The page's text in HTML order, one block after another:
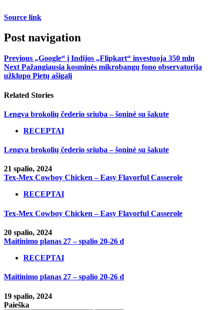
Source link
Post navigation
Previous „Google“ į Indijos „Flipkart“ investuoja 350 mln
Next Pažangiausia kosminės mikrobangų fono observatorija
užklupo Pietų ašigalį
Related Stories
Lengva brokolių čederio sriuba – šoninė su šakute
RECEPTAI
Lengva brokolių čederio sriuba – šoninė su šakute
21 spalio, 2024
Tex-Mex Cowboy Chicken – Easy Flavorful Casserole
RECEPTAI
Tex-Mex Cowboy Chicken – Easy Flavorful Casserole
20 spalio, 2024
Maitinimo planas 27 – spalio 20-26 d
RECEPTAI
Maitinimo planas 27 – spalio 20-26 d
19 spalio, 2024
Paieška